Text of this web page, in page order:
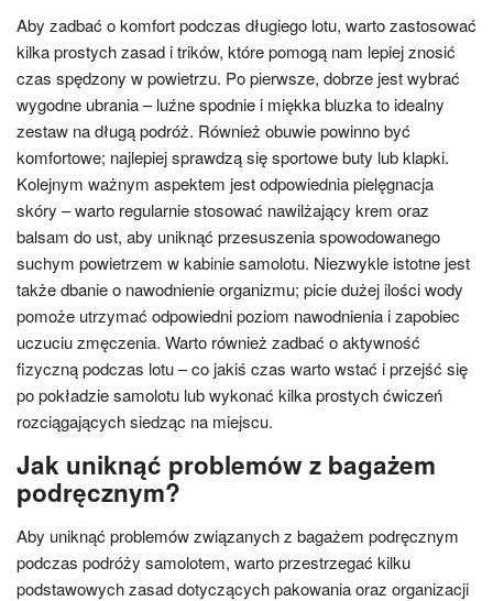
Aby zadbać o komfort podczas długiego lotu, warto zastosować
kilka prostych zasad i trików, które pomogą nam lepiej znosić
czas spędzony w powietrzu. Po pierwsze, dobrze jest wybrać
wygodne ubrania – luźne spodnie i miękka bluzka to idealny
zestaw na długą podróż. Również obuwie powinno być
komfortowe; najlepiej sprawdzą się sportowe buty lub klapki.
Kolejnym ważnym aspektem jest odpowiednia pielęgnacja
skóry – warto regularnie stosować nawilżający krem oraz
balsam do ust, aby uniknąć przesuszenia spowodowanego
suchym powietrzem w kabinie samolotu. Niezwykle istotne jest
także dbanie o nawodnienie organizmu; picie dużej ilości wody
pomoże utrzymać odpowiedni poziom nawodnienia i zapobiec
uczuciu zmęczenia. Warto również zadbać o aktywność
fizyczną podczas lotu – co jakiś czas warto wstać i przejść się
po pokładzie samolotu lub wykonać kilka prostych ćwiczeń
rozciągających siedząc na miejscu.
Jak uniknąć problemów z bagażem
podręcznym?
Aby uniknąć problemów związanych z bagażem podręcznym
podczas podróży samolotem, warto przestrzegać kilku
podstawowych zasad dotyczących pakowania oraz organizacji